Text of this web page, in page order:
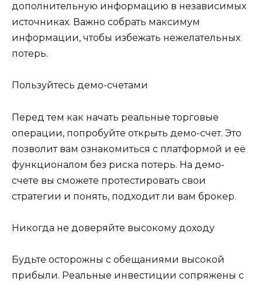
дополнительную информацию в независимых
источниках. Важно собрать максимум
информации, чтобы избежать нежелательных
потерь.
Пользуйтесь демо-счетами
Перед тем как начать реальные торговые
операции, попробуйте открыть демо-счет. Это
позволит вам ознакомиться с платформой и её
функционалом без риска потерь. На демо-
счете вы сможете протестировать свои
стратегии и понять, подходит ли вам брокер.
Никогда не доверяйте высокому доходу
Будьте осторожны с обещаниями высокой
прибыли. Реальные инвестиции сопряжены с